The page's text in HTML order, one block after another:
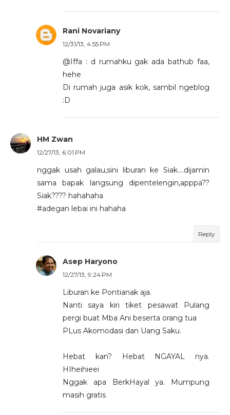
Rani Novariany
12/31/13, 4:55 PM
@Iffa : d rumahku gak ada bathub faa,
hehe
Di rumah juga asik kok, sambil ngeblog
:D
HM Zwan
12/27/13, 6:01 PM
nggak usah galau,sini liburan ke Siak....dijamin
sama bapak langsung dipentelengin,apppa??
Siak???? hahahaha
#adegan lebai ini hahaha
Reply
Asep Haryono
12/27/13, 9:24 PM
Liburan ke Pontianak aja.
Nanti saya kiri tiket pesawat Pulang
pergi buat Mba Ani beserta orang tua
PLus Akomodasi dan Uang Saku.
Hebat kan? Hebat NGAYAL nya.
HIheihieei
Nggak apa BerkHayal ya. Mumpung
masih gratis